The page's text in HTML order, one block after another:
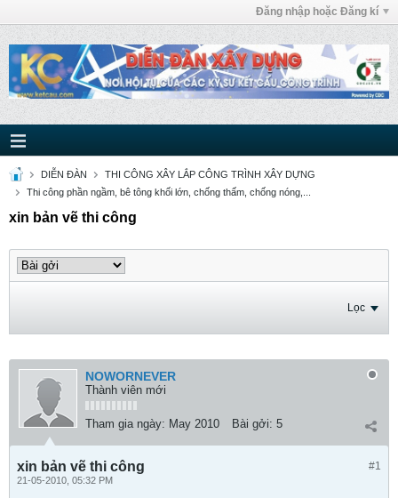
Đăng nhập hoặc Đăng kí
DIỄN ĐÀN
THI CÔNG XÂY LẮP CÔNG TRÌNH XÂY DỰNG
Thi công phần ngầm, bê tông khối lớn, chống thấm, chống nóng,...
xin bản vẽ thi công
Lọc
NOWORNEVER
Thành viên mới
Tham gia ngày: May 2010 Bài gởi: 5
#1
xin bản vẽ thi công
21-05-2010, 05:32 PM